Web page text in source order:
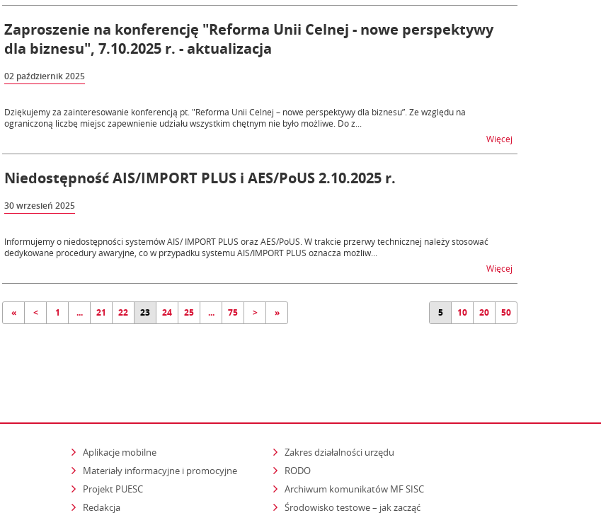
Zaproszenie na konferencję "Reforma Unii Celnej - nowe perspektywy
dla biznesu", 7.10.2025 r. - aktualizacja
02 październik 2025
Dziękujemy za zainteresowanie konferencją pt. "Reforma Unii Celnej – nowe perspektywy dla biznesu”. Ze względu na
ograniczoną liczbę miejsc zapewnienie udziału wszystkim chętnym nie było możliwe. Do z...
Więcej
Niedostępność AIS/IMPORT PLUS i AES/PoUS 2.10.2025 r.
30 wrzesień 2025
Informujemy o niedostępności systemów AIS/ IMPORT PLUS oraz AES/PoUS. W trakcie przerwy technicznej należy stosować
dedykowane procedury awaryjne, co w przypadku systemu AIS/IMPORT PLUS oznacza możliw...
Więcej
« < 1 ... 21 22 23 24 25 ... 75 > » 5 10 20 50
Aplikacje mobilne
Materiały informacyjne i promocyjne
Projekt PUESC
Redakcja
Zakres działalności urzędu
RODO
Archiwum komunikatów MF SISC
Środowisko testowe – jak zacząćstrona otwiera się w nowym oknie